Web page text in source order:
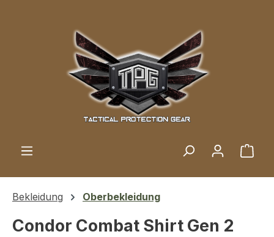
Bekleidung Oberbekleidung
Condor Combat Shirt Gen 2